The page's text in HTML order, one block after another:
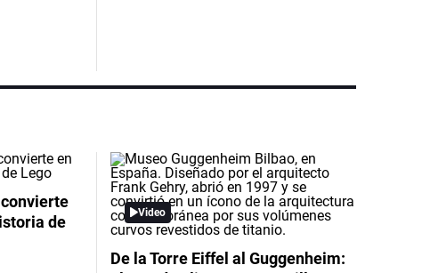
de
Video
De la Torre Eiffel al Guggenheim: